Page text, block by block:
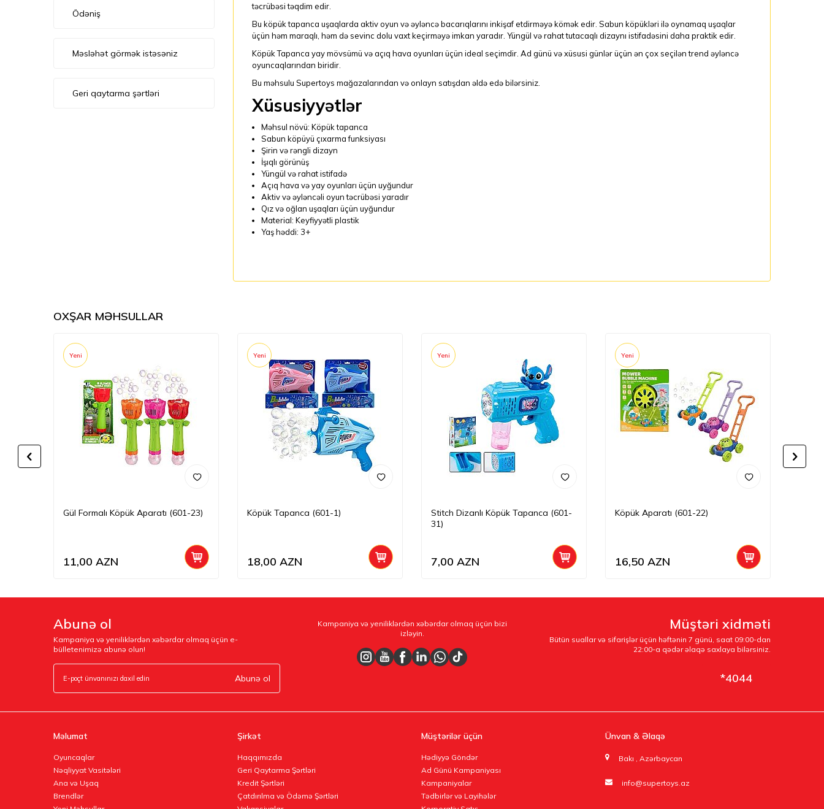
Ödəniş
Məsləhət görmək istəsəniz
Geri qaytarma şərtləri
təcrübəsi təqdim edir.
Bu köpük tapanca uşaqlarda aktiv oyun və əyləncə bacarıqlarını inkişaf etdirməyə kömək edir. Sabun köpükləri ilə oynamaq uşaqlar
üçün həm maraqlı, həm də sevinc dolu vaxt keçirməyə imkan yaradır. Yüngül və rahat tutacaqlı dizaynı istifadəsini daha praktik edir.
Köpük Tapanca yay mövsümü və açıq hava oyunları üçün ideal seçimdir. Ad günü və xüsusi günlər üçün ən çox seçilən trend əyləncə
oyuncaqlarından biridir.
Bu məhsulu Supertoys mağazalarından və onlayn satışdan əldə edə bilərsiniz.
Xüsusiyyətlər
Məhsul növü: Köpük tapanca
Sabun köpüyü çıxarma funksiyası
Şirin və rəngli dizayn
İşıqlı görünüş
Yüngül və rahat istifadə
Açıq hava və yay oyunları üçün uyğundur
Aktiv və əyləncəli oyun təcrübəsi yaradır
Qız və oğlan uşaqları üçün uyğundur
Material: Keyfiyyətli plastik
Yaş həddi: 3+
OXŞAR MƏHSULLAR
Yeni
Gül Formalı Köpük Aparatı (601-23)
11,00 AZN
Yeni
Köpük Tapanca (601-1)
18,00 AZN
Yeni
Stitch Dizanlı Köpük Tapanca (601-
31)
7,00 AZN
Yeni
Köpük Aparatı (601-22)
16,50 AZN
Abunə ol
Kampaniya və yeniliklərdən xəbərdar olmaq üçün e-
bülletenimizə abunə olun!
Abunə ol
Kampaniya və yeniliklərdən xəbərdar olmaq üçün bizi
izləyin.
Müştəri xidməti
Bütün suallar və sifarişlər üçün həftənin 7 günü, saat 09:00-dan
22:00-a qədər əlaqə saxlaya bilərsiniz.
*4044
Məlumat
Oyuncaqlar
Nəqliyyat Vasitələri
Ana və Uşaq
Brendlər
Şirkət
Haqqımızda
Geri Qaytarma Şərtləri
Kredit Şərtləri
Çatdırılma və Ödəmə Şərtləri
Müştərilər üçün
Hədiyyə Göndər
Ad Günü Kampaniyası
Kampaniyalar
Tədbirlər və Layihələr
Ünvan & Əlaqə
Bakı , Azərbaycan
info@supertoys.az